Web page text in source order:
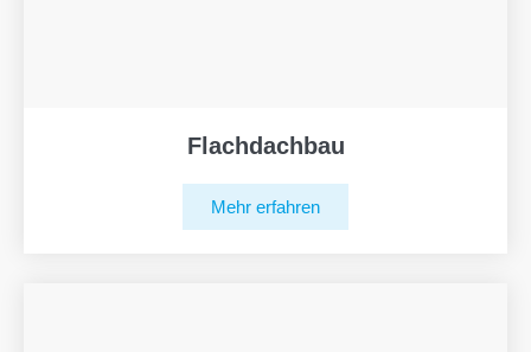
Flachdachbau
Mehr erfahren